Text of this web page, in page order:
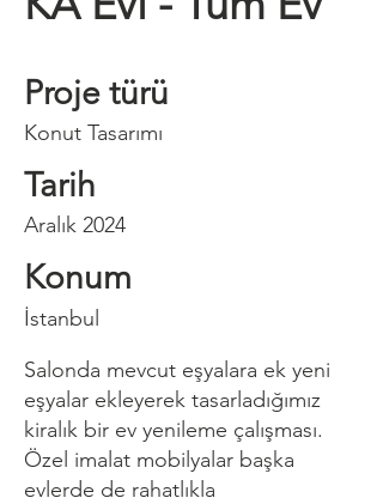
Proje türü
Konut Tasarımı
Tarih
Aralık 2024
Konum
İstanbul
Salonda mevcut eşyalara ek yeni
eşyalar ekleyerek tasarladığımız
kiralık bir ev yenileme çalışması.
Özel imalat mobilyalar başka
evlerde de rahatlıkla